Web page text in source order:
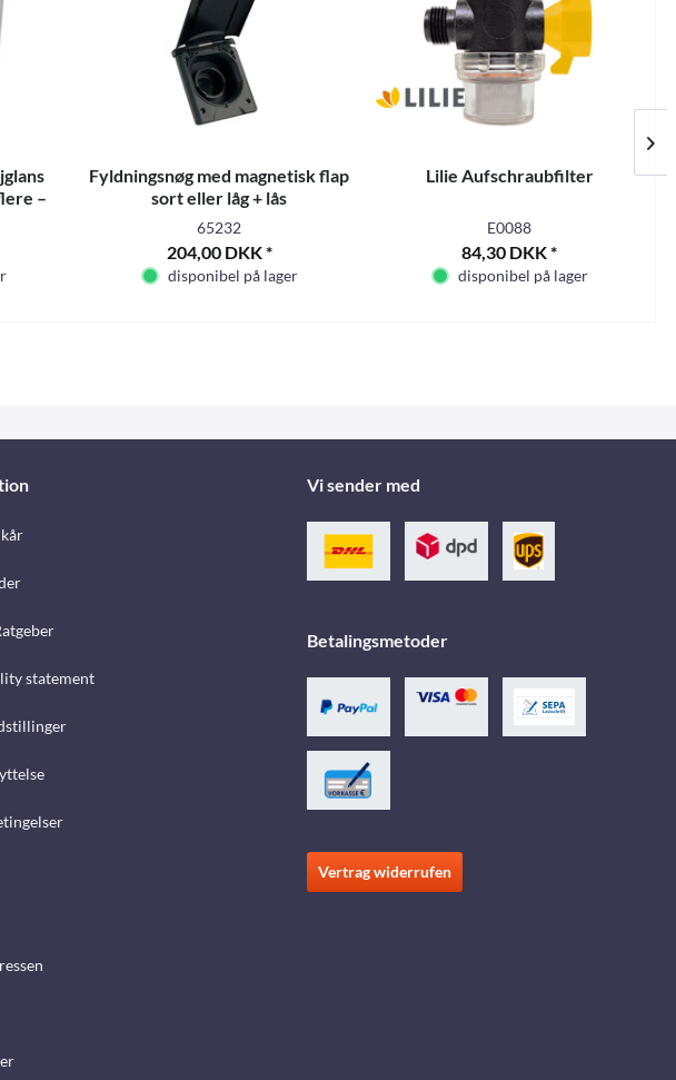
–
løs -
Fyldningsnøg med magnetisk flap
sort eller låg + lås
65232
204,00 DKK *
disponibel på lager
Lilie Aufschraubfilter
E0088
84,30 DKK *
disponibel på lager
statement
Vi sender med
Betalingsmetoder
Vertrag widerrufen